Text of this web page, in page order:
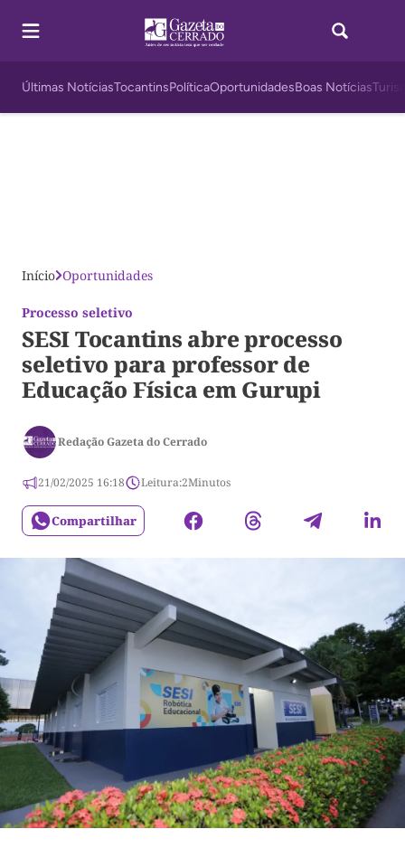
Últimas NotíciasTocantinsPolíticaOportunidadesBoas Notícias
Início Oportunidades
Processo seletivo
SESI Tocantins abre processo
seletivo para professor de
Educação Física em Gurupi
Redação Gazeta do Cerrado
21/02/2025 16:18 Leitura:2Minutos
Compartilhar